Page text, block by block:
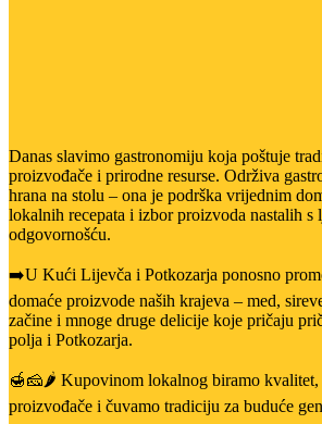
Danas slavimo gastronomiju koja poštuje
proizvođače i prirodne resurse. Održiva
hrana na stolu – ona je podrška vrijednim
lokalnih recepata i izbor proizvoda nastalih s
odgovornošću.
➡️U Kući Lijevča i Potkozarja ponosno
domaće proizvode naših krajeva – med,
začine i mnoge druge delicije koje pričaju
polja i Potkozarja.
🍯🧀🌶️ Kupovinom lokalnog biramo kvalitet,
proizvođače i čuvamo tradiciju za buduće